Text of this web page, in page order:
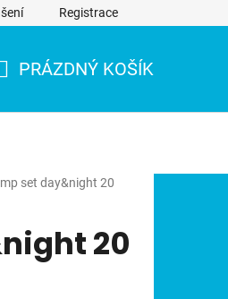
Registrace
PRÁZDNÝ KOŠÍK
set day&night 20
20